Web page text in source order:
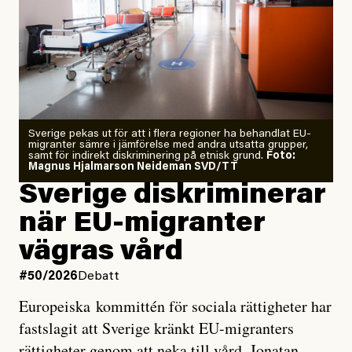
Årets El Niño kan bli den
starkaste som uppmätts
Zeke Hausfather är chockad igen efter att ha
analyserat hur de olika klimatmodellerna bedömer
läget för hur den begynnande El Niño-händelsen ska
utveckla sig. El Niño är ett återkommande
väderfenomen som uppstår när havsvattnet i delar av
Stilla havet blir ovanligt varmt. Det påverkar vädret
över stora delar av världen och under
forskare allt oftare varnat för att den här El Niñon
Det verkar vara en underdrift, menar nu Zeke
Sverige pekas ut för att i flera regioner ha behandlat EU-
migranter sämre i jämförelse med andra utsatta grupper,
samt för indirekt diskriminering på etnisk grund. Foto:
Magnus Hjalmarson Neideman SVD/TT
Sverige diskriminerar
när EU-migranter
vägras vård
#50/2026 Debatt
Europeiska kommittén för sociala rättigheter har
fastslagit att Sverige kränkt EU-migranters